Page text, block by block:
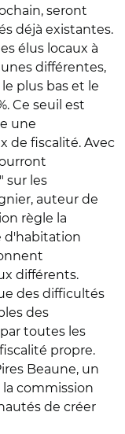
seront
déjà existantes.
élus locaux à
différentes,
plus bas et le
Ce seuil est
une
de fiscalité. Avec
sur les
auteur de
règle la
d'habitation
différents.
des difficultés
des
toutes les
propre.
Beaune, un
commission
de créer